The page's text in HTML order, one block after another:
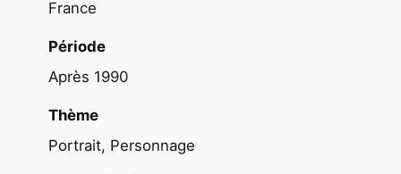
France
Période
Après 1990
Thème
Portrait, Personnage